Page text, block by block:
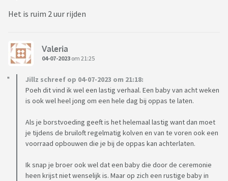
Het is ruim 2 uur rijden
Valeria
04-07-2023 om 21:25
Jillz schreef op 04-07-2023 om 21:18:
Poeh dit vind ik wel een lastig verhaal. Een baby van acht weken
is ook wel heel jong om een hele dag bij oppas te laten.
Als je borstvoeding geeft is het helemaal lastig want dan moet
je tijdens de bruiloft regelmatig kolven en van te voren ook een
voorraad opbouwen die je bij de oppas kan achterlaten.
Ik snap je broer ook wel dat een baby die door de ceremonie
heen krijst niet wenselijk is. Maar op zich een rustige baby in